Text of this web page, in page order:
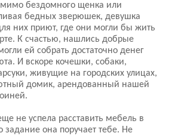
мимо бездомного щенка или
бедных зверюшек, девушка
них приют, где они могли бы жить
К счастью, нашлись добрые
ей собрать достаточно денег
И вскоре кочешки, собаки,
живущие на городских улицах,
домик, арендованный нашей
не успела расставить мебель в
задание она поручает тебе. Не